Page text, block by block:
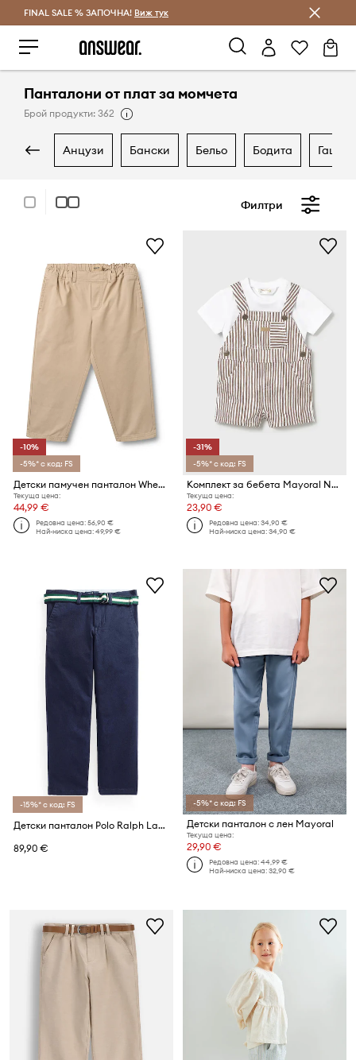
Спестявай с Answear Club
FINAL SALE % ЗАПОЧНА! Виж тук
Панталони от плат за момчета
Брой продукти: 362
анцузи бански бельо бодита
Филтри
-10%
-5%* с код: FS
Детски памучен панталон Wheat
Текуща цена:
44,99 €
Редовна цена:56,90 €
Най-ниска цена:49,99 €
-31%
-5%* с код: FS
Комплект за бебета Mayoral Newborn
Текуща цена:
23,90 €
Редовна цена:34,90 €
Най-ниска цена:34,90 €
-15%* с код: FS
Детски панталон Polo Ralph Lauren
89,90 €
-5%* с код: FS
Детски панталон с лен Mayoral
Текуща цена:
29,90 €
Редовна цена:44,99 €
Най-ниска цена:32,90 €